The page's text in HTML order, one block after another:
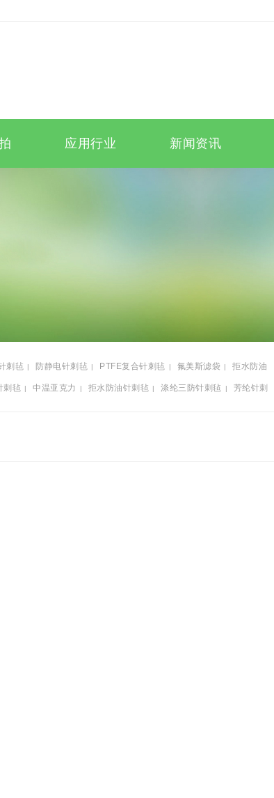
应用行业 新闻资讯
刺毡 | 防静电针刺毡 | PTFE复合针刺毡 | 氟美斯滤袋 | 拒水防油
刺毡 | 中温亚克力 | 拒水防油针刺毡 | 涤纶三防针刺毡 | 芳纶针刺